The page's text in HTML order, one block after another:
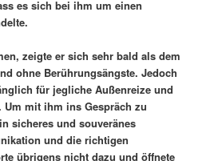
es sich bei ihm um einen
zeigte er sich sehr bald als dem
ohne Berührungsängste. Jedoch
für jegliche Außenreize und
mit ihm ins Gespräch zu
sicheres und souveränes
und die richtigen
übrigens nicht dazu und öffnete